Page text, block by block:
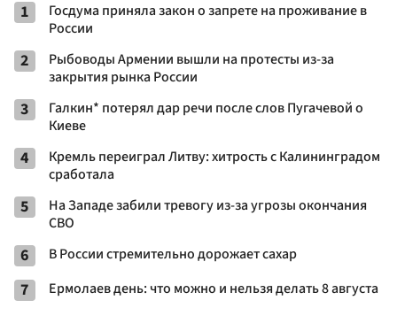
1
Госдума приняла закон о запрете на проживание в
России
2
Рыбоводы Армении вышли на протесты из-за
закрытия рынка России
3
Галкин* потерял дар речи после слов Пугачевой о
Киеве
4
Кремль переиграл Литву: хитрость с Калининградом
сработала
5
На Западе забили тревогу из-за угрозы окончания
СВО
6 В России стремительно дорожает сахар
7 Ермолаев день: что можно и нельзя делать 8 августа